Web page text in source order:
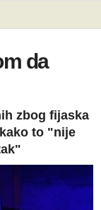
da
zbog fijaska
to "nije